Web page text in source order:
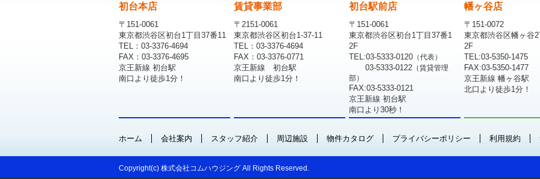
初台本店
〒151-0061
東京都渋谷区初台1丁目37番11
TEL：03-3376-4694
FAX：03-3376-4695
京王新線 初台駅
南口より徒歩1分！
賃貸事業部
〒2151-0061
東京都渋谷区初台1-37-11
TEL：03-3376-4694
FAX：03-3376-0771
京王新線 初台駅
南口より徒歩1分！
初台駅前店
〒151-0061
東京都渋谷区初台1丁目37番1
2F
TEL:03-5333-0120 （代表）
03-5333-0122（賃貸管理
部）
FAX:03-5333-0121
京王新線 初台駅
南口より30秒！
幡ヶ谷店
〒151-0072
東京都渋谷区幡ヶ谷
2F
TEL:03-5350-1475
FAX:03-5350-1477
京王新線 幡ヶ谷駅
北口より徒歩1分！
ホーム 会社案内 スタッフ紹介 周辺施設 物件カタログ プライバシーポリシー 利用規約
Copyright(c) 株式会社コムハウジング All Rights Reserved.